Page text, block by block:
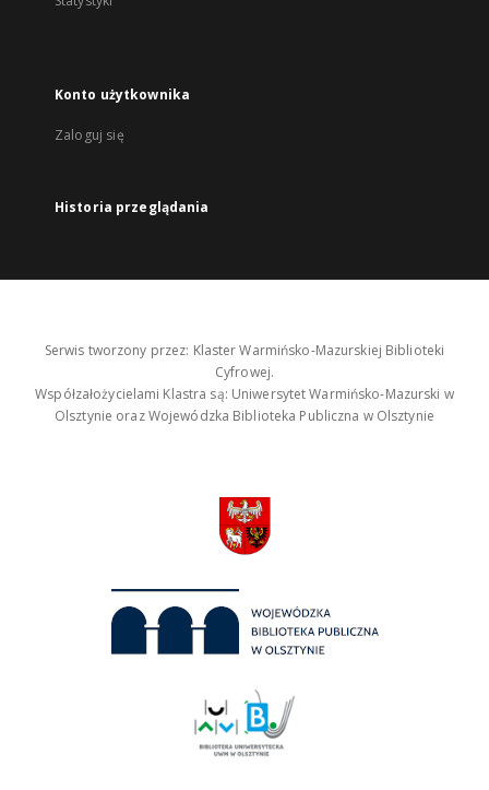
Konto użytkownika
Zaloguj się
Historia przeglądania
Serwis tworzony przez: Klaster Warmińsko-Mazurskiej Biblioteki
Cyfrowej.
Współzałożycielami Klastra są: Uniwersytet Warmińsko-Mazurski w
Olsztynie oraz Wojewódzka Biblioteka Publiczna w Olsztynie